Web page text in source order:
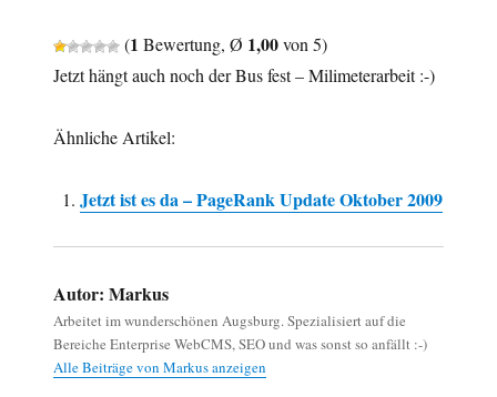
(1 Bewertung, Ø 1,00von 5)
Jetzt hängt auch noch der Bus fest – Milimeterarbeit :-)
Ähnliche Artikel:
Jetzt ist es da – PageRank Update Oktober 2009
Autor: Markus
Arbeitet im wunderschönen Augsburg. Spezialisiert auf die
Bereiche Enterprise WebCMS, SEO und was sonst so anfällt :-)
Alle Beiträge von Markus anzeigen